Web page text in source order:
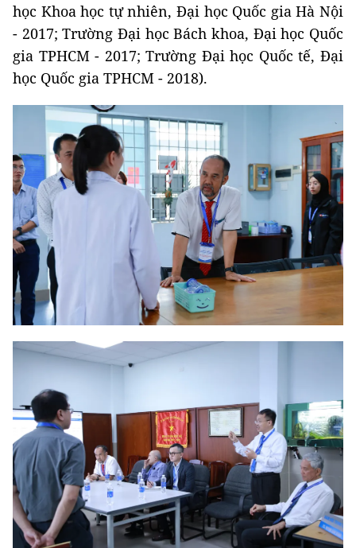
học Khoa học tự nhiên, Đại học Quốc gia Hà Nội
- 2017; Trường Đại học Bách khoa, Đại học Quốc
gia TPHCM - 2017; Trường Đại học Quốc tế, Đại
học Quốc gia TPHCM - 2018).